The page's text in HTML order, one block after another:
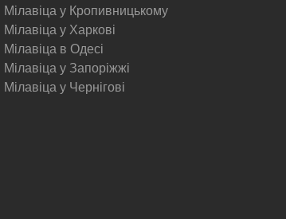
Мілавіца у Кропивницькому
Мілавіца у Харкові
Мілавіца в Одесі
Мілавіца у Запоріжжі
Мілавіца у Чернігові